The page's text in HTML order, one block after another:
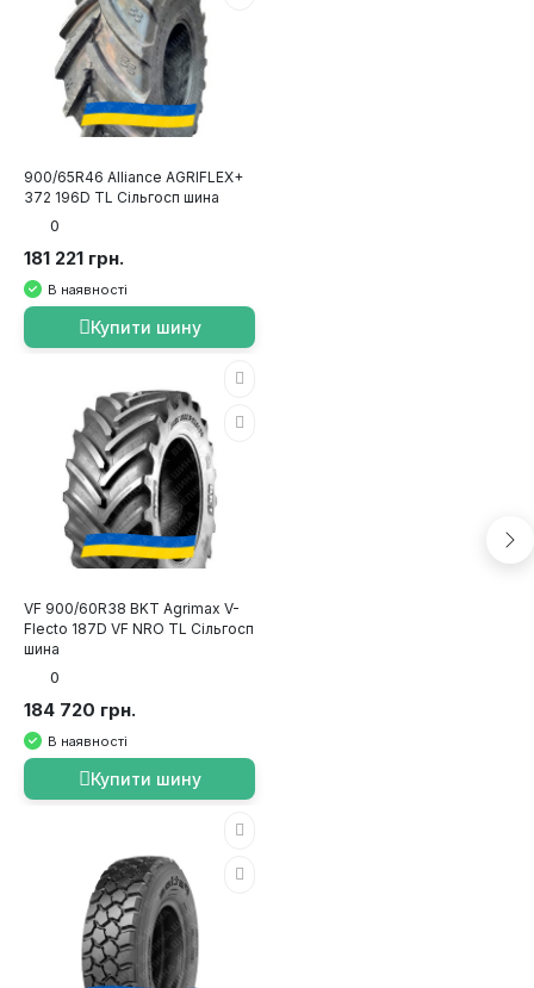
900/65R46 Alliance AGRIFLEX+
372 196D TL Сільгосп шина
0
181 221 грн.
В наявності
Купити шину
VF 900/60R38 BKT Agrimax V-
Flecto 187D VF NRO TL Сільгосп
шина
0
184 720 грн.
В наявності
Купити шину